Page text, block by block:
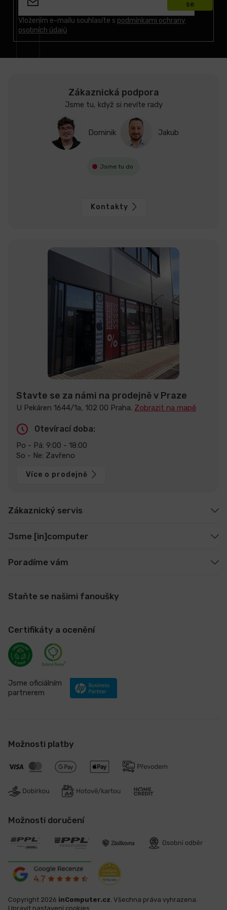
Vložením e-mailu souhlasíte s podmínkami ochrany
osobních údajů
se
Zákaznická podpora
Jsme tu, když si nevíte rady
Dominik Jakub
Jsme tu do
Kontakty
Stavte se za námi na prodejně v Praze
U Pekáren 1644/1a, 102 00 Praha. Zobrazit na mapě
Otevírací doba:
Po - Pá: 9:00 - 18:00
So - Ne: Zavřeno
Více o prodejně
Zákaznický servis
Jsme [in]computer
Poradíme vám
Staňte se našimi fanoušky
Certifikáty a ocenění
Jsme oficiálním
partnerem
Možnosti platby
Možnosti doručení
Copyright 2026 inComputer.cz. Všechna práva vyhrazena.
Upravit nastavení cookies